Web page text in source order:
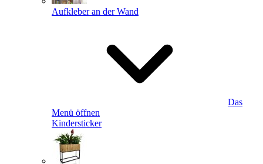
Aufkleber an der Wand
Das
Menü öffnen
Kindersticker